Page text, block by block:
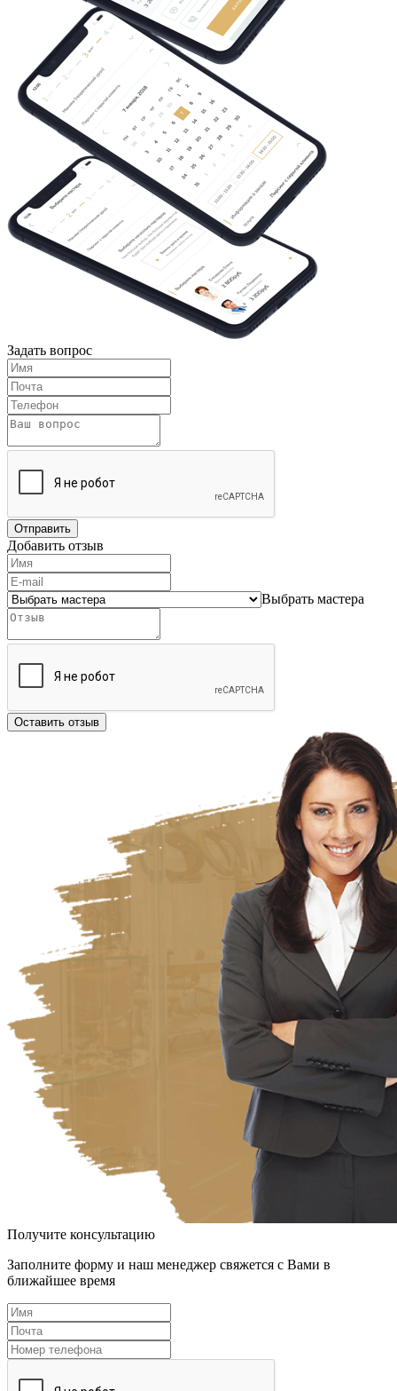
Задать вопрос
Отправить
Добавить отзыв
Выбрать мастера
Оставить отзыв
Получите консультацию
Заполните форму и наш менеджер свяжется с Вами в
ближайшее время